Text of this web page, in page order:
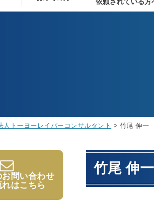
依頼されている方
人トーヨーレイバーコンサルタント > 竹尾 伸一
お問い合わせ
はこちら
竹尾 伸一